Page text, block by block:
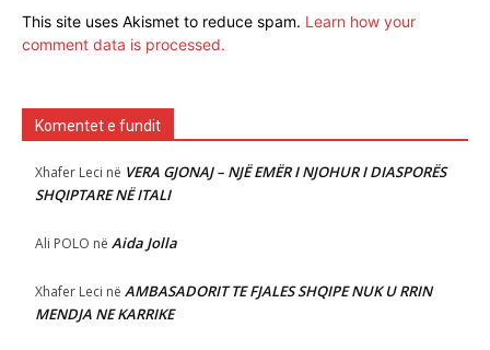
This site uses Akismet to reduce spam. Learn how your
comment data is processed.
Komentet e fundit
Xhafer Leci në VERA GJONAJ – NJË EMËR I NJOHUR I DIASPORËS
SHQIPTARE NË ITALI
Ali POLO në Aida Jolla
Xhafer Leci në AMBASADORIT TE FJALES SHQIPE NUK U RRIN
MENDJA NE KARRIKE